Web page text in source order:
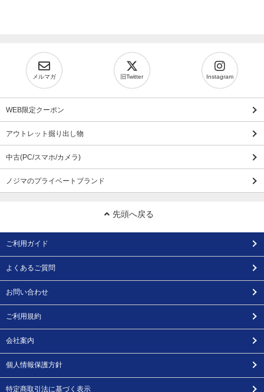
メルマガ 旧Twitter Instagram
WEB限定クーポン
アウトレット掘り出し物
中古(PC/スマホ/カメラ)
ノジマのプライベートブランド
先頭へ戻る
ご利用ガイド
よくあるご質問
お問い合わせ
ご利用規約
会社案内
個人情報保護方針
特定商取引法に基づく表示